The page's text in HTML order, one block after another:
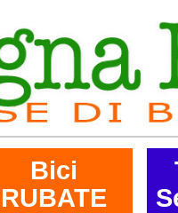
Bici
RUBATE